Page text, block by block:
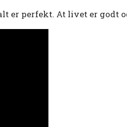
er perfekt. At livet er godt